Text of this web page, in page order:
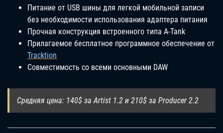
Питание от USB шины для легкой мобильной записи
без необходимости использования адаптера питания
Прочная конструкция встроенного типа A-Tank
Прилагаемое бесплатное программное обеспечение от
Tracktion
Совместимость со всеми основными DAW
Средняя цена: 140$ за Artist 1.2 и 210$ за Producer 2.2